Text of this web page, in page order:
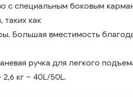
с специальным боковым
таких как
Большая вместимость
ручка для легкого
кг – 40L/50L.